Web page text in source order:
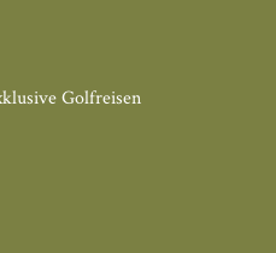
Golfreisen